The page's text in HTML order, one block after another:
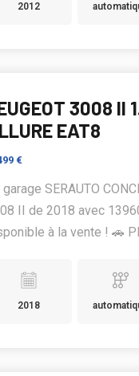
2012
3008 II
EAT8
€
garage SERAUTO
II de 2018 avec
à la vente ! 🚗
2018